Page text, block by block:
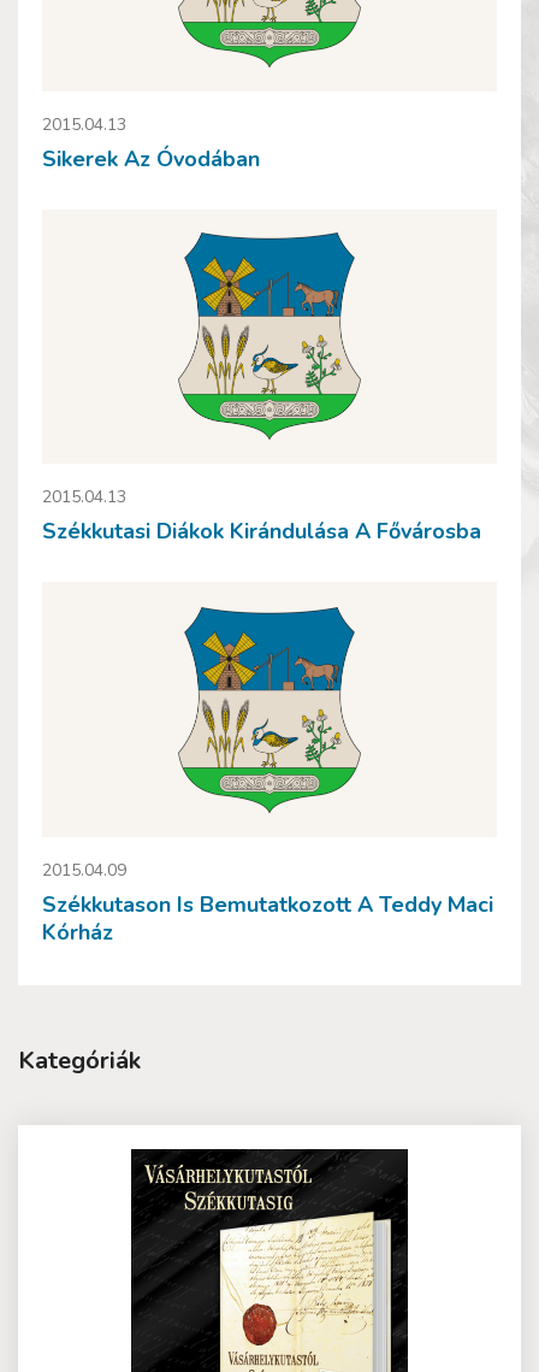
2015.04.13
Sikerek Az Óvodában
2015.04.13
Székkutasi Diákok Kirándulása A Fővárosba
2015.04.09
Székkutason Is Bemutatkozott A Teddy Maci
Kórház
Kategóriák